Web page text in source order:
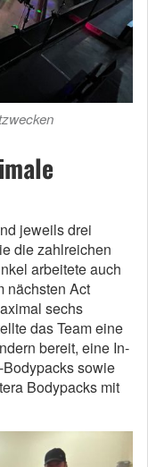
jeweils drei
die zahlreichen
arbeitete auch
nächsten Act
sechs
das Team eine
bereit, eine In-
sowie
Bodypacks mit